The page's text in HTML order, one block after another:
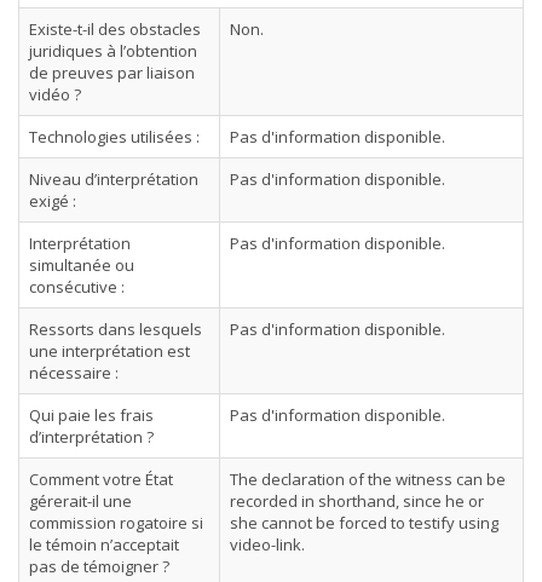
Existe-t-il des obstacles
juridiques à l’obtention
de preuves par liaison
vidéo ?
Non.
Technologies utilisées :
Pas d'information disponible.
Niveau d’interprétation
exigé :
Pas d'information disponible.
Interprétation
simultanée ou
consécutive :
Pas d'information disponible.
Ressorts dans lesquels
une interprétation est
nécessaire :
Pas d'information disponible.
Qui paie les frais
d’interprétation ?
Pas d'information disponible.
Comment votre État
gérerait-il une
commission rogatoire si
le témoin n’acceptait
pas de témoigner ?
The declaration of the witness can be
recorded in shorthand, since he or
she cannot be forced to testify using
video-link.